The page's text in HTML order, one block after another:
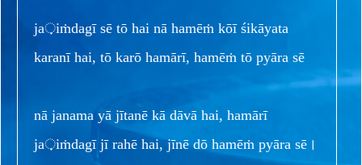
ja़iṁdagī sē tō hai nā hamēṁ kōī śikāyata
karanī hai, tō karō hamārī, hamēṁ tō pyāra sē
nā janama yā jītanē kā dāvā hai, hamārī
ja़iṁdagī jī rahē hai, jīnē dō hamēṁ pyāra sē।